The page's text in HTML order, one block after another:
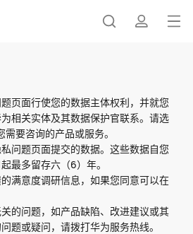
打
单
页面行使您的数据主体权利，并就您
相关实体及其数据保护官联系。请选
要咨询的产品或服务。
问题页面提交的数据。这些数据自您
最多留存六（6）年。
满意度调研信息，如果您同意可以在
的问题，如产品缺陷、改进建议或其
题或疑问，请拨打华为服务热线。